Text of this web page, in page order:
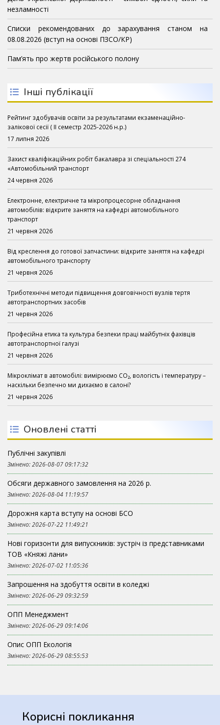
незламності
Списки рекомендованих до зарахування станом на
08.08.2026 (вступ на основі ПЗСО/КР)
Пам’ять про жертв російського полону
Інші публікації
Рейтинг здобувачів освіти за результатами екзаменаційно-
залікової сесії ( ІІ семестр 2025-2026 н.р.)
17 липня 2026
Захист кваліфікаційних робіт бакалавра зі спеціальності 274
«Автомобільний транспорт
24 червня 2026
Електронне, електричне та мікропроцесорне обладнання
автомобілів: відкрите заняття на кафедрі автомобільного
транспорт
21 червня 2026
Від креслення до готової запчастини: відкрите заняття на кафедрі
автомобільного транспорту
21 червня 2026
Триботехнічні методи підвищення довговічності вузлів тертя
автотранспортних засобів
21 червня 2026
Професійна етика та культура безпеки праці майбутніх фахівців
автотранспортної галузі
21 червня 2026
Мікроклімат в автомобілі: вимірюємо CO₂, вологість і температуру –
наскільки безпечно ми дихаємо в салоні?
21 червня 2026
Оновлені статті
Публічні закупівлі
Змінено: 2026-08-07 09:17:32
Обсяги державного замовлення на 2026 р.
Змінено: 2026-08-04 11:19:57
Дорожня карта вступу на основі БСО
Змінено: 2026-07-22 11:49:21
Нові горизонти для випускників: зустріч із представниками
ТОВ «Княжі лани»
Змінено: 2026-07-02 11:05:36
Запрошення на здобуття освіти в коледжі
Змінено: 2026-06-29 09:32:59
ОПП Менеджмент
Змінено: 2026-06-29 09:14:06
Опис ОПП Екологія
Змінено: 2026-06-29 08:55:53
Корисні покликання